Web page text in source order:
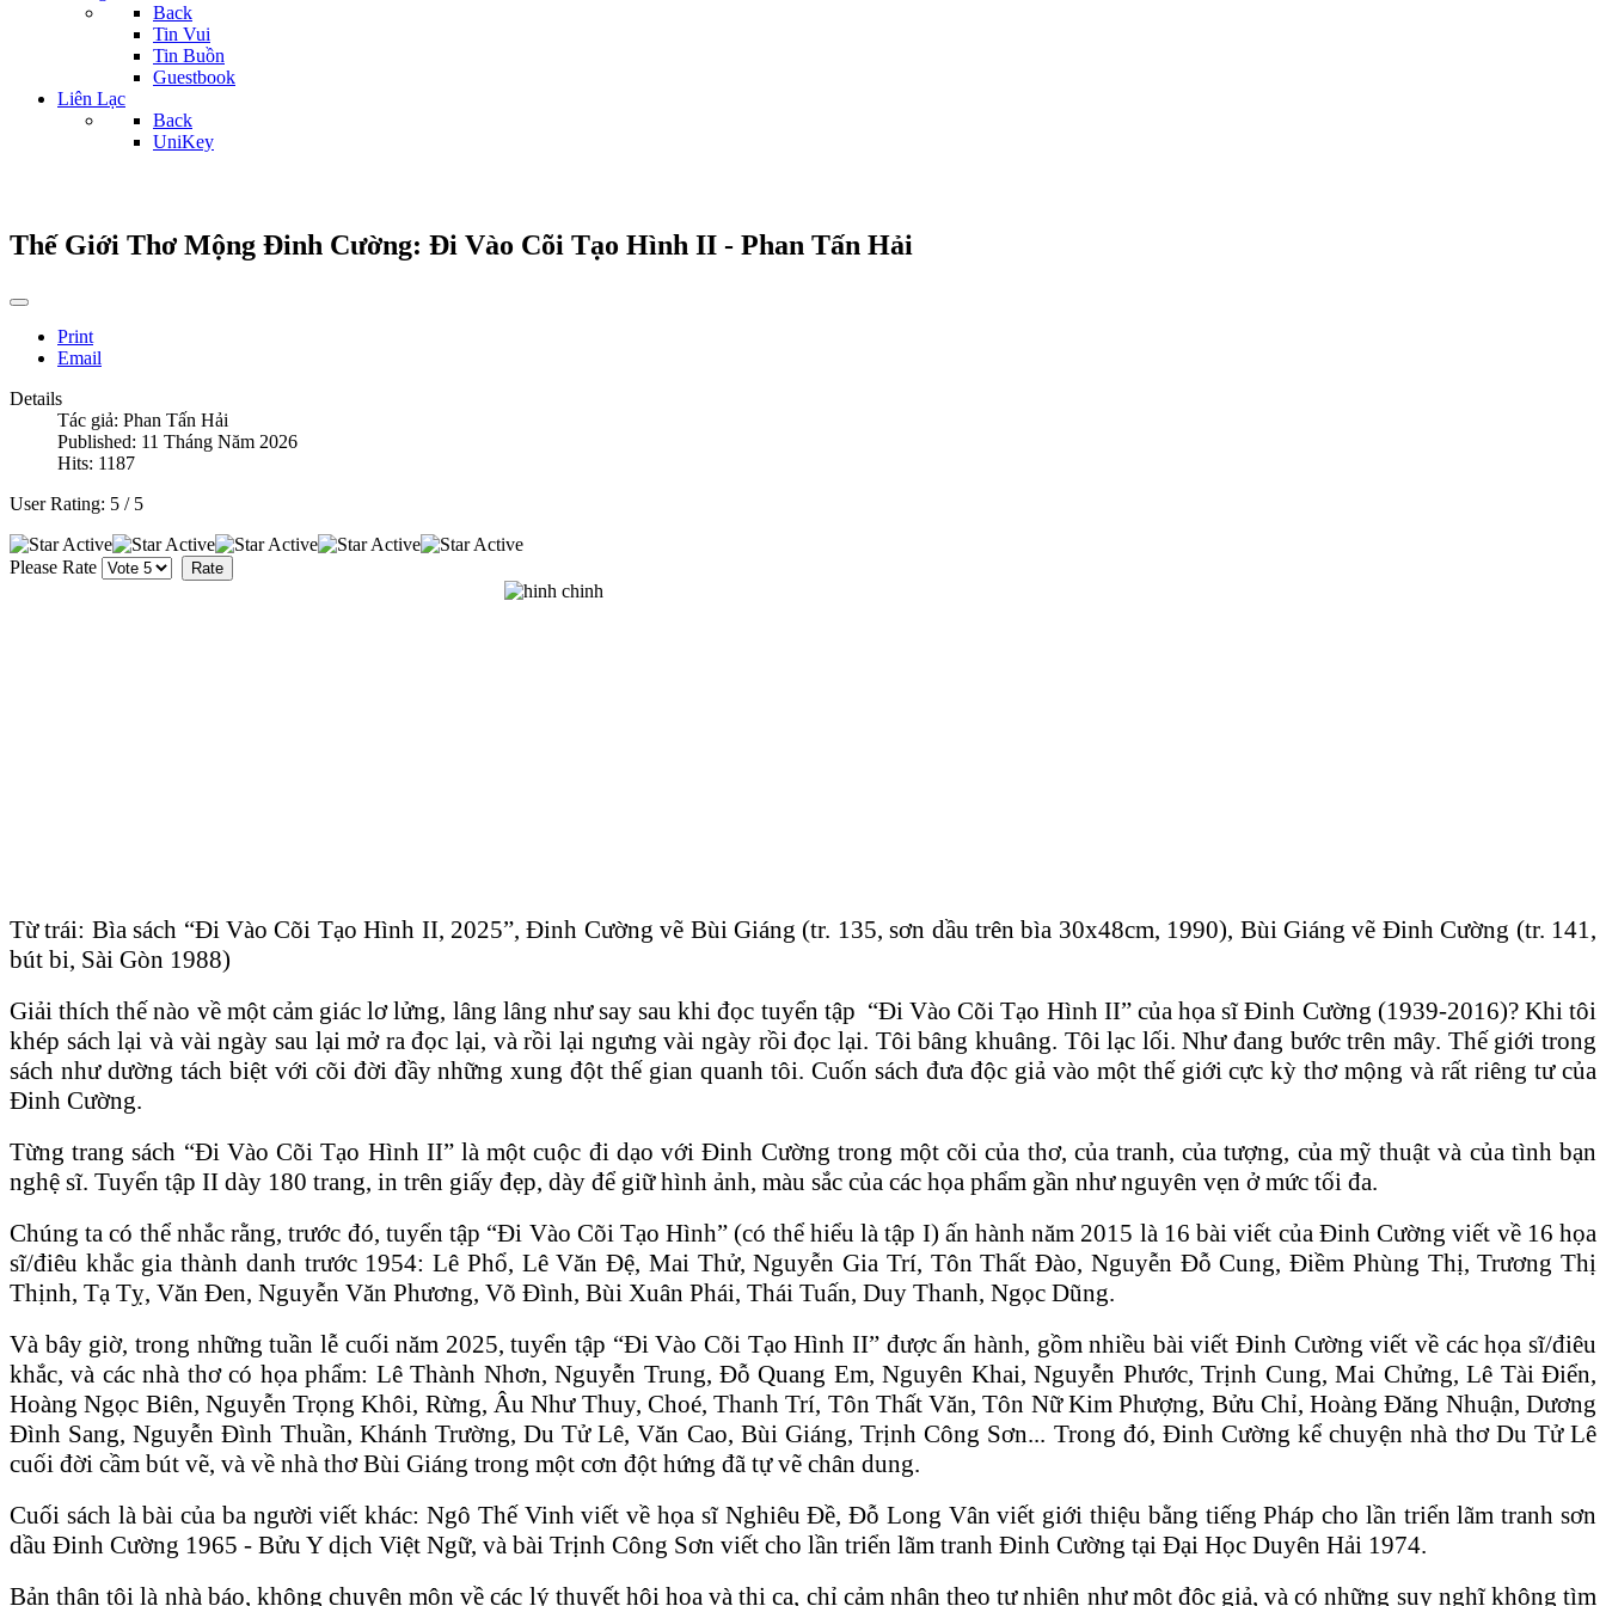
Back
Tin Vui
Tin Buồn
Guestbook
Liên Lạc
Back
UniKey
Thế Giới Thơ Mộng Đinh Cường: Đi Vào Cõi Tạo Hình II - Phan Tấn Hải
Print
Email
Details
Tác giả: Phan Tấn Hải
Published: 11 Tháng Năm 2026
Hits: 1187
User Rating: 5 / 5
Please Rate
Từ trái: Bìa sách “Đi Vào Cõi Tạo Hình II, 2025”, Đinh Cường vẽ Bùi Giáng (tr. 135, sơn dầu trên bìa 30x48cm, 1990), Bùi Giáng vẽ Đinh Cường (tr. 141,
bút bi, Sài Gòn 1988)
Giải thích thế nào về một cảm giác lơ lửng, lâng lâng như say sau khi đọc tuyển tập “Đi Vào Cõi Tạo Hình II” của họa sĩ Đinh Cường (1939-2016)? Khi tôi
khép sách lại và vài ngày sau lại mở ra đọc lại, và rồi lại ngưng vài ngày rồi đọc lại. Tôi bâng khuâng. Tôi lạc lối. Như đang bước trên mây. Thế giới trong
sách như dường tách biệt với cõi đời đầy những xung đột thế gian quanh tôi. Cuốn sách đưa độc giả vào một thế giới cực kỳ thơ mộng và rất riêng tư của
Đinh Cường.
Từng trang sách “Đi Vào Cõi Tạo Hình II” là một cuộc đi dạo với Đinh Cường trong một cõi của thơ, của tranh, của tượng, của mỹ thuật và của tình bạn
nghệ sĩ. Tuyển tập II dày 180 trang, in trên giấy đẹp, dày để giữ hình ảnh, màu sắc của các họa phẩm gần như nguyên vẹn ở mức tối đa.
Chúng ta có thể nhắc rằng, trước đó, tuyển tập “Đi Vào Cõi Tạo Hình” (có thể hiểu là tập I) ấn hành năm 2015 là 16 bài viết của Đinh Cường viết về 16 họa
sĩ/điêu khắc gia thành danh trước 1954: Lê Phổ, Lê Văn Đệ, Mai Thử, Nguyễn Gia Trí, Tôn Thất Đào, Nguyễn Đỗ Cung, Điềm Phùng Thị, Trương Thị
Thịnh, Tạ Tỵ, Văn Đen, Nguyễn Văn Phương, Võ Đình, Bùi Xuân Phái, Thái Tuấn, Duy Thanh, Ngọc Dũng.
Và bây giờ, trong những tuần lễ cuối năm 2025, tuyển tập “Đi Vào Cõi Tạo Hình II” được ấn hành, gồm nhiều bài viết Đinh Cường viết về các họa sĩ/điêu
khắc, và các nhà thơ có họa phẩm: Lê Thành Nhơn, Nguyễn Trung, Đỗ Quang Em, Nguyên Khai, Nguyễn Phước, Trịnh Cung, Mai Chửng, Lê Tài Điển,
Hoàng Ngọc Biên, Nguyễn Trọng Khôi, Rừng, Âu Như Thuy, Choé, Thanh Trí, Tôn Thất Văn, Tôn Nữ Kim Phượng, Bửu Chỉ, Hoàng Đăng Nhuận, Dương
Đình Sang, Nguyễn Đình Thuần, Khánh Trường, Du Tử Lê, Văn Cao, Bùi Giáng, Trịnh Công Sơn... Trong đó, Đinh Cường kể chuyện nhà thơ Du Tử Lê
cuối đời cầm bút vẽ, và về nhà thơ Bùi Giáng trong một cơn đột hứng đã tự vẽ chân dung.
Cuối sách là bài của ba người viết khác: Ngô Thế Vinh viết về họa sĩ Nghiêu Đề, Đỗ Long Vân viết giới thiệu bằng tiếng Pháp cho lần triển lãm tranh sơn
dầu Đinh Cường 1965 - Bửu Y dịch Việt Ngữ, và bài Trịnh Công Sơn viết cho lần triển lãm tranh Đinh Cường tại Đại Học Duyên Hải 1974.
Bản thân tôi là nhà báo, không chuyên môn về các lý thuyết hội họa và thi ca, chỉ cảm nhận theo tự nhiên như một độc giả, và có những suy nghĩ không tìm